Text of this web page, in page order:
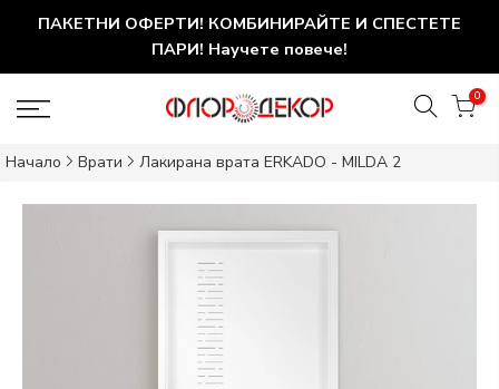
ПАКЕТНИ ОФЕРТИ! КОМБИНИРАЙТЕ И СПЕСТЕТЕ
ПАРИ! Научете повече!
0
Начало Врати Лакирана врата ERKADO - MILDA 2